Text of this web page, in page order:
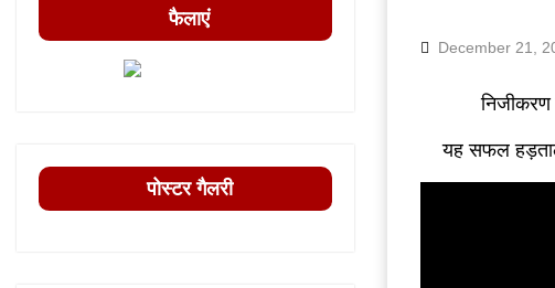
December 21,
निजीकरण
यह सफल
फैलाएं
पोस्टर गैलरी